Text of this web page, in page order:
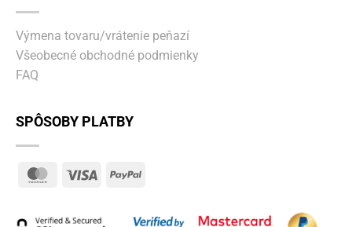
Výmena tovaru/vrátenie peňazí
Všeobecné obchodné podmienky
FAQ
SPÔSOBY PLATBY
MasterCard
Visa PayPal